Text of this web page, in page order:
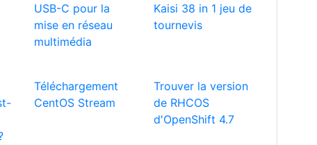
USB-C pour la
mise en réseau
multimédia
Kaisi 38 in 1 jeu de
tournevis
Téléchargement
CentOS Stream
Trouver la version
de RHCOS
d'OpenShift 4.7